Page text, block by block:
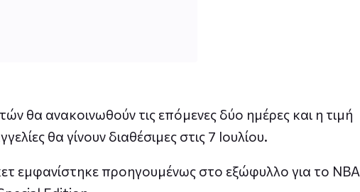
θα ανακοινωθούν τις επόμενες δύο ημέρες και η τιμή
θα γίνουν διαθέσιμες στις 7 Ιουλίου.
εμφανίστηκε προηγουμένως στο εξώφυλλο για το NBA